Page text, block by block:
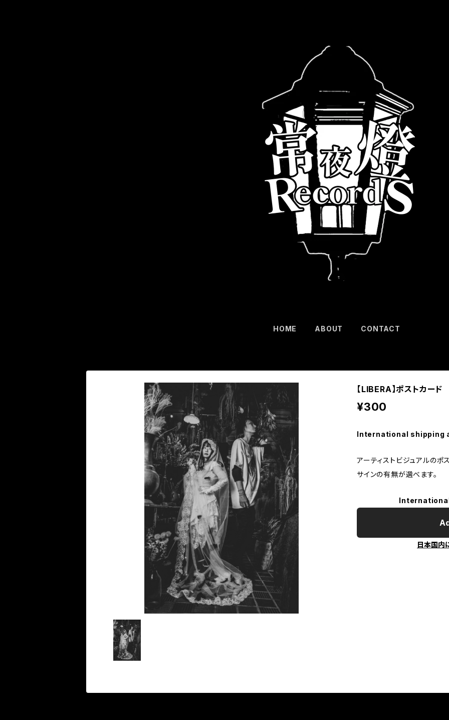
HOME ABOUT CONTACT
【LIBERA】ポストカード
¥300
International shipping
アーティストビジュアルのポ
サインの有無が選べます。
日本国内